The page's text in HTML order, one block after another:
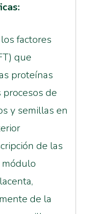
factores
que
proteínas
de
y semillas en
de las
de la